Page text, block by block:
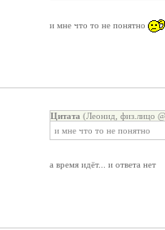
и мне что то не понятно
Цитата (Леонид, физ.лицо
и мне что то не понятно
а время идёт... и ответа нет